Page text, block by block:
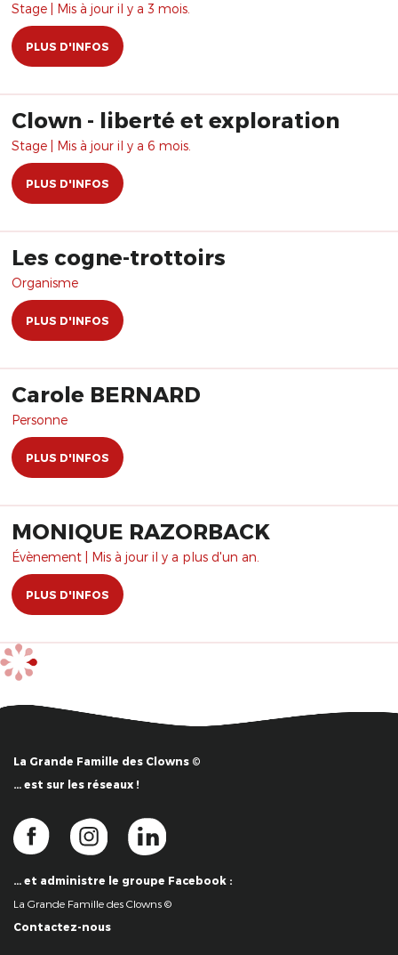
Stage | Mis à jour il y a 3 mois.
PLUS D'INFOS
Clown - liberté et exploration
Stage | Mis à jour il y a 6 mois.
PLUS D'INFOS
Les cogne-trottoirs
Organisme
PLUS D'INFOS
Carole BERNARD
Personne
PLUS D'INFOS
MONIQUE RAZORBACK
Évènement | Mis à jour il y a plus d'un an.
PLUS D'INFOS
La Grande Famille des Clowns ©
… est sur les réseaux !
… et administre le groupe Facebook :
La Grande Famille des Clowns ©
Contactez-nous